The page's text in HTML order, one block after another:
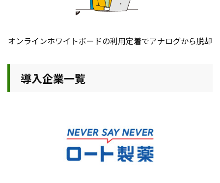
オンラインホワイトボードの利用定着でアナログから脱却
導入企業一覧